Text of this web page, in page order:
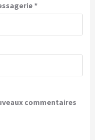
*
commentaires